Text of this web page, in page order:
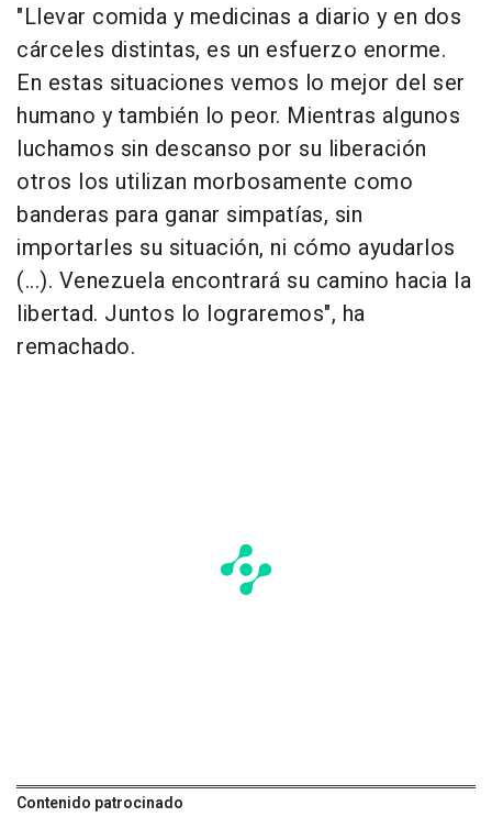
"Llevar comida y medicinas a diario y en dos
cárceles distintas, es un esfuerzo enorme.
En estas situaciones vemos lo mejor del ser
humano y también lo peor. Mientras algunos
luchamos sin descanso por su liberación
otros los utilizan morbosamente como
banderas para ganar simpatías, sin
importarles su situación, ni cómo ayudarlos
(...). Venezuela encontrará su camino hacia la
libertad. Juntos lo lograremos", ha
remachado.
Contenido patrocinado